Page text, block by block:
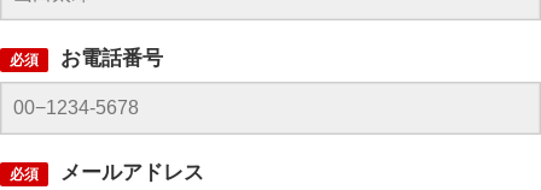
必須 お電話番号
必須 メールアドレス